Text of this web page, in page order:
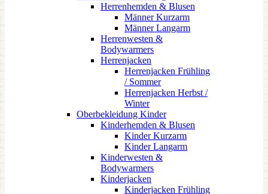
Herrenhemden & Blusen
Männer Kurzarm
Männer Langarm
Herrenwesten &
Bodywarmers
Herrenjacken
Herrenjacken Frühling
/ Sommer
Herrenjacken Herbst /
Winter
Oberbekleidung Kinder
Kinderhemden & Blusen
Kinder Kurzarm
Kinder Langarm
Kinderwesten &
Bodywarmers
Kinderjacken
Kinderjacken Frühling